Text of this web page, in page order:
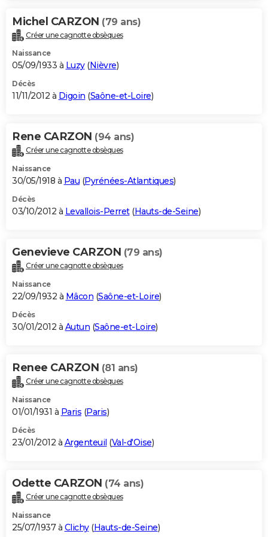
Michel CARZON (79 ans)
Créer une cagnotte obsèques
Naissance
05/09/1933 à Luzy(Nièvre)
Décès
11/11/2012 à Digoin (Saône-et-Loire)
Rene CARZON (94 ans)
Créer une cagnotte obsèques
Naissance
30/05/1918 à Pau (Pyrénées-Atlantiques)
Décès
03/10/2012 à Levallois-Perret(Hauts-de-Seine)
Genevieve CARZON (79 ans)
Créer une cagnotte obsèques
Naissance
22/09/1932 à Mâcon (Saône-et-Loire)
Décès
30/01/2012 à Autun (Saône-et-Loire)
Renee CARZON (81 ans)
Créer une cagnotte obsèques
Naissance
01/01/1931 à Paris (Paris)
Décès
23/01/2012 à Argenteuil (Val-d'Oise)
Odette CARZON (74 ans)
Créer une cagnotte obsèques
Naissance
25/07/1937 à Clichy(Hauts-de-Seine)